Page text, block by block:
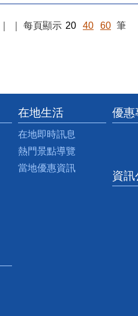
每頁顯示 20 40 60 筆
在地生活
在地即時訊息
熱門景點導覽
當地優惠資訊
優惠
資訊